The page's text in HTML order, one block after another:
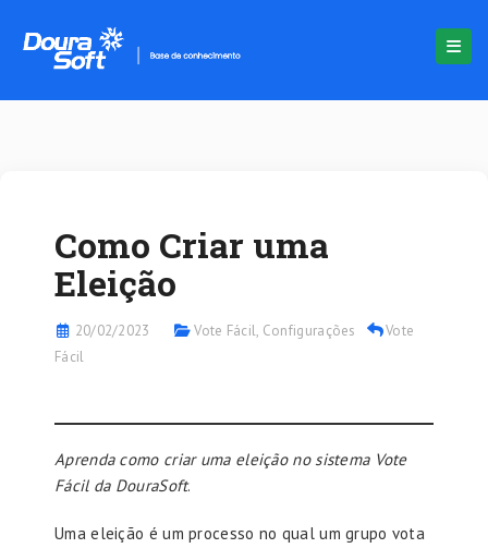
Como Criar uma
Eleição
20/02/2023 Vote Fácil, Configurações
Vote
Fácil
Aprenda como criar uma eleição no sistema Vote
Fácil da DouraSoft.
Uma eleição é um processo no qual um grupo vota